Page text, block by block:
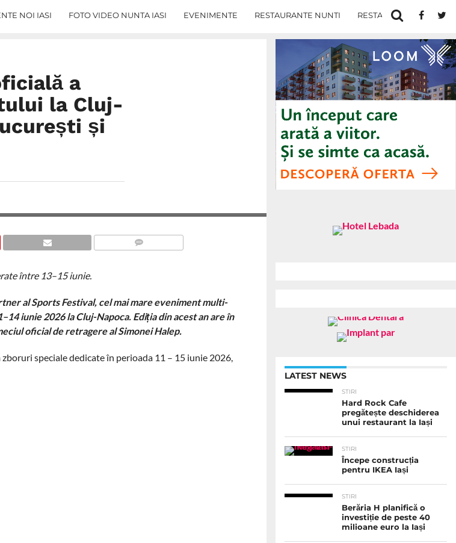
NOI IASI FOTO VIDEO NUNTA IASI EVENIMENTE RESTAURANTE NUNTI RESTAURANTE IN IASI
a
la Cluj-
și
între 13–15 iunie.
al Sports Festival, cel mai mare eveniment multi-
iunie 2026 la Cluj-Napoca. Ediția din acest an are în
oficial de retragere al Simonei Halep.
speciale dedicate în perioada 11 – 15 iunie 2026,
LATEST NEWS
STIRI
Hard Rock Cafe
pregătește deschiderea
unui restaurant la Iași
STIRI
Începe construcția
pentru IKEA Iași
STIRI
Berăria H planifică o
investiție de peste 40
milioane euro la Iași